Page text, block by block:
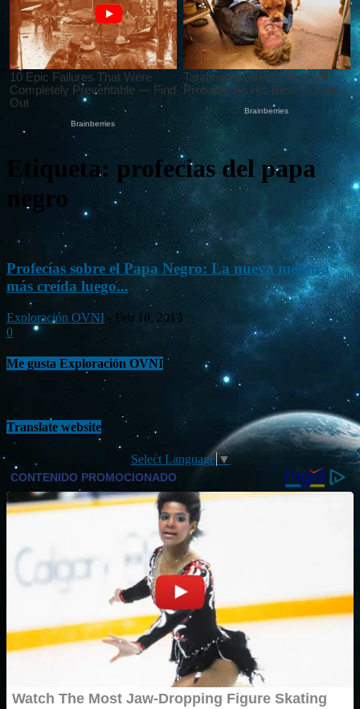
Etiqueta: profecias del papa
negro
Profecías sobre el Papa Negro: La nueva mentira
más creída luego...
Exploración OVNI - Feb 18, 2013
0
Me gusta Exploración OVNI
Translate website
Select Language ▼